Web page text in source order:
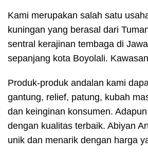
Kami merupakan salah satu
kuningan yang berasal dari
sentral kerajinan tembaga di
sepanjang kota Boyolali.
Produk-produk andalan kami
gantung, relief, patung, kubah
dan keinginan konsumen.
dengan kualitas terbaik. Abiyan
unik dan menarik dengan harga